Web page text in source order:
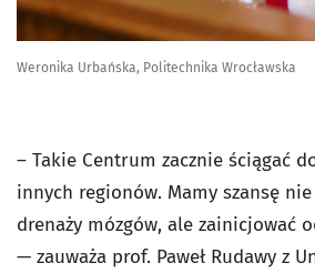
Weronika Urbańska, Politechnika Wrocławska
– Takie Centrum zacznie ściągać
innych regionów. Mamy szansę
drenaży mózgów, ale zainicjować
— zauważa prof. Paweł Rudawy z